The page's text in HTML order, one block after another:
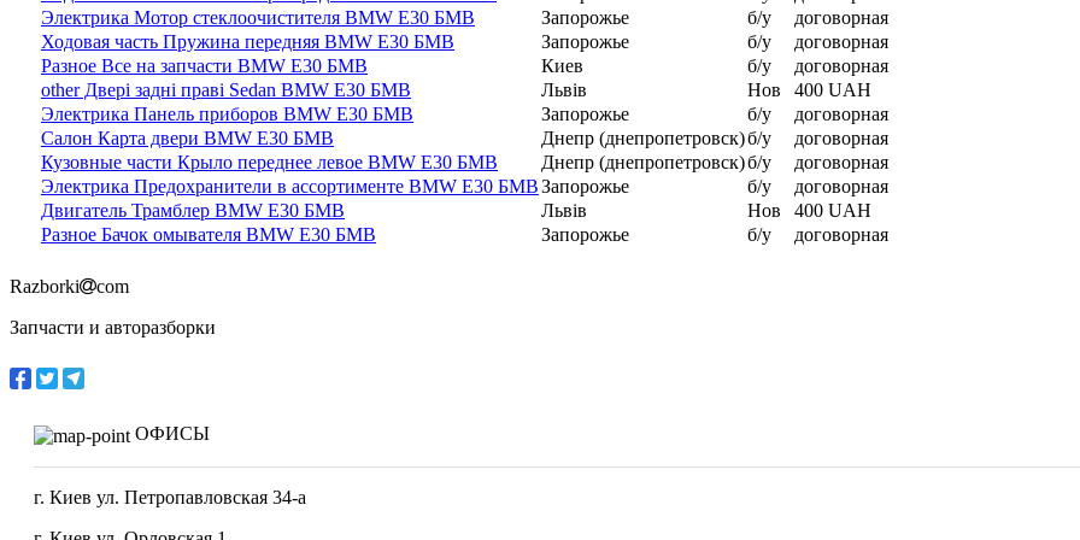
Электрика Мотор стеклоочистителя BMW E30 БМВ
Запорожье б/у
договорная
Ходовая часть Пружина передняя BMW E30 БМВ
Запорожье б/у
договорная
Разное Все на запчасти BMW E30 БМВ
Киев б/у
договорная
other Двері задні праві Sedan BMW E30 БМВ
Львів Нов
400 UAH
Электрика Панель приборов BMW E30 БМВ
Запорожье б/у
договорная
Салон Карта двери BMW E30 БМВ
Днепр (днепропетровск)б/у
договорная
Кузовные части Крыло переднее левое BMW E30 БМВ
Днепр (днепропетровск)б/у
договорная
Электрика Предохранители в ассортименте BMW E30 БМВЗапорожье б/у
договорная
Двигатель Трамблер BMW E30 БМВ
Львів Нов
400 UAH
Разное Бачок омывателя BMW E30 БМВ
Запорожье б/у договорная
Razborki
com
Запчасти и авторазборки
ОФИСЫ
г. Киев ул. Петропавловская 34-а